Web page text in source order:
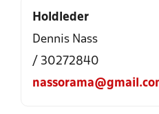
Holdleder
Dennis Nass
/ 30272840